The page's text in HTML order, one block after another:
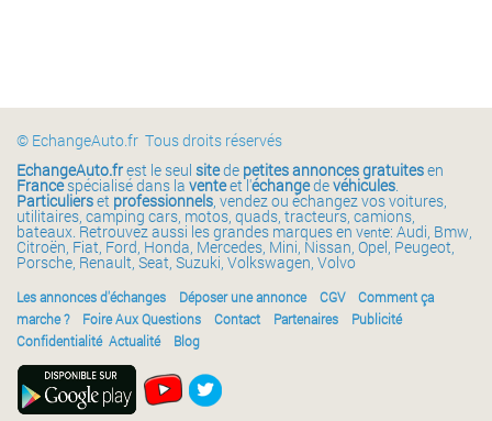
© EchangeAuto.fr Tous droits réservés
EchangeAuto.frest le seul sitede petites annonces gratuitesen
Francespécialisé dans la venteet l'échangedevéhicules.
Particulierset professionnels, vendez ou échangez vos voitures,
utilitaires, camping cars, motos, quads, tracteurs, camions,
bateaux. Retrouvez aussi les grandes marques en vente: Audi, Bmw,
Citroën, Fiat, Ford, Honda, Mercedes, Mini, Nissan, Opel, Peugeot,
Porsche, Renault, Seat, Suzuki, Volkswagen, Volvo
Les annonces d'échanges Déposer une annonce CGV
Comment ça
marche ?
Foire Aux Questions Contact Partenaires
Publicité
Confidentialité Actualité Blog